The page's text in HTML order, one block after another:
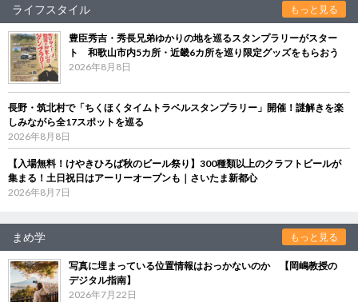
ライフスタイル もっと見る
豊臣秀吉・秀長兄弟ゆかりの地を巡るスタンプラリーがスター
ト 和歌山市内5カ所・近畿6カ所を巡り限定グッズをもらおう
2026年8月8日
長野・筑北村で「ちくほくタイムトラベルスタンプラリー」開催！謎解きを楽
しみながら全17スポットを巡る
2026年8月8日
【入場無料！けやきひろば秋のビール祭り】300種類以上のクラフトビールが
集まる！土日祝日はアーリーオープンも｜さいたま新都心
2026年8月7日
まめ学 もっと見る
写真に埋まっている位置情報はおっかないのか 【岡嶋教授の
デジタル指南】
2026年7月22日